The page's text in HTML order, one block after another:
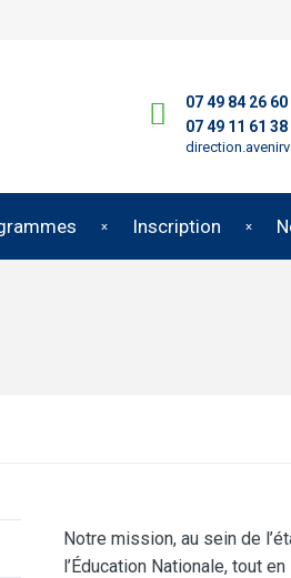
07 49 84 26 60
07 49 11 61 38
Inscription
Notre mission, au sein de
l’Éducation Nationale, tout